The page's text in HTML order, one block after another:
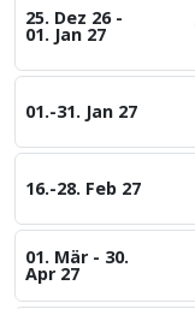
25. Dez 26 -
01. Jan 27
01.-31. Jan 27
16.-28. Feb 27
01. Mär - 30.
Apr 27